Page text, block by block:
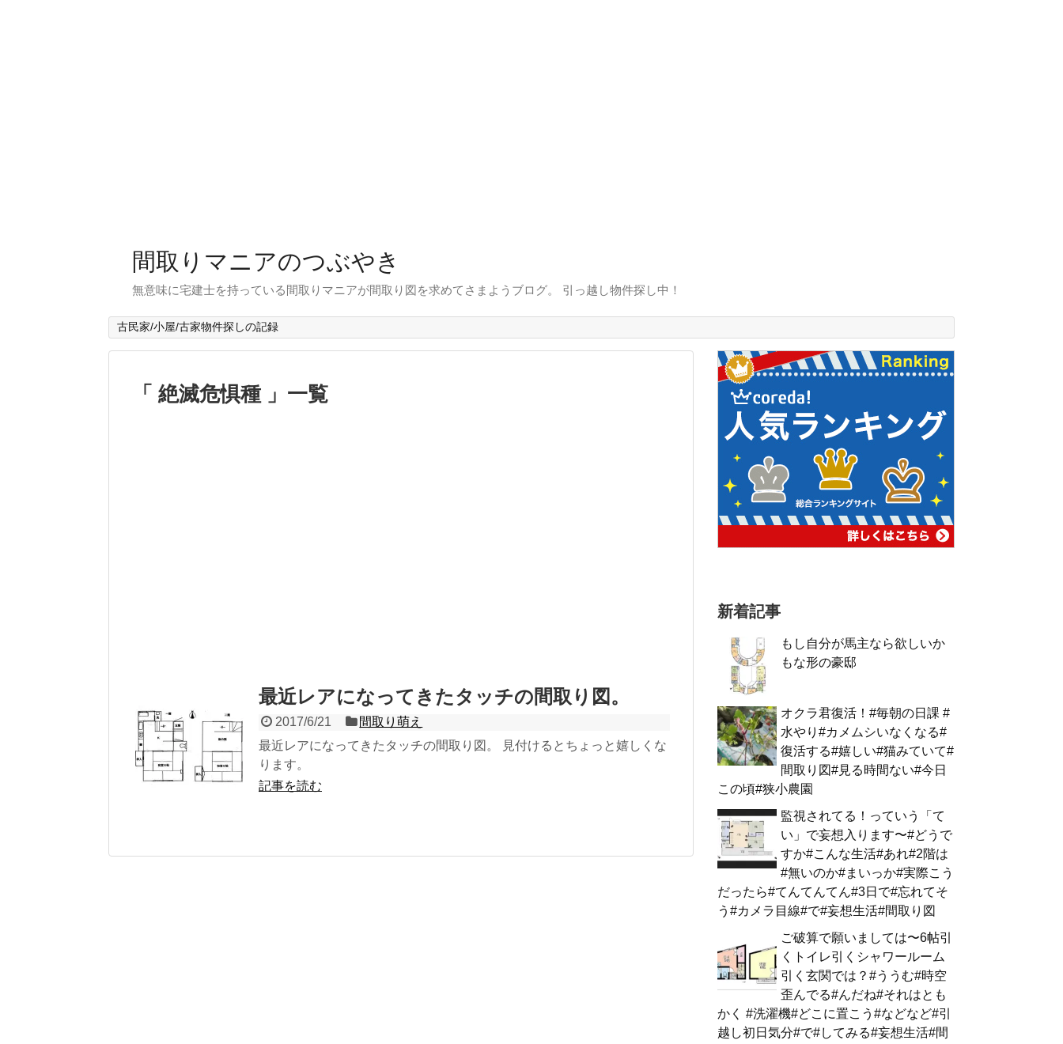
間取りマニアのつぶやき
無意味に宅建士を持っている間取りマニアが間取り図を求めてさまようブログ。 引っ越し物件探し中！
古民家/小屋/古家物件探しの記録
「 絶滅危惧種 」一覧
最近レアになってきたタッチの間取り図。
2017/6/21
間取り萌え
最近レアになってきたタッチの間取り図。 見付けるとちょっと嬉しくな
ります。
記事を読む
新着記事
もし自分が馬主なら欲しいか
もな形の豪邸
オクラ君復活！#毎朝の日課 #
水やり#カメムシいなくなる#
復活する#嬉しい#猫みていて#
間取り図#見る時間ない#今日
この頃#狭小農園
監視されてる！っていう「て
い」で妄想入ります〜#どうで
すか#こんな生活#あれ#2階は
#無いのか#まいっか#実際こう
だったら#てんてんてん#3日で#忘れてそ
う#カメラ目線#で#妄想生活#間取り図
ご破算で願いましては〜6帖引
くトイレ引くシャワールーム
引く玄関では？#ううむ#時空
歪んでる#んだね#それはとも
かく #洗濯機#どこに置こう#などなど#引
越し初日気分#で#してみる#妄想生活#間